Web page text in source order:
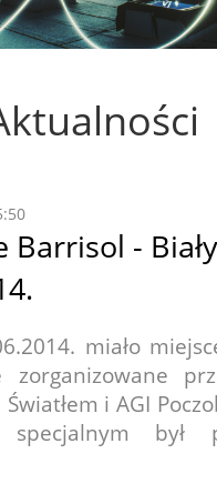
Barrisol -
miało
zorganizowane
i AGI
specjalnym był